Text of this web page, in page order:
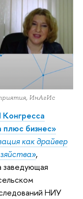
ИнАгИс
Конгресса
плюс бизнес»
как драйвер
,
заведующая
НИУ